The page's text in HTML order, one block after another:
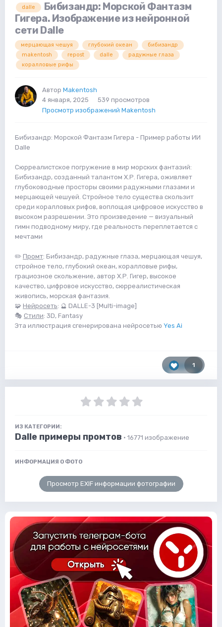
dalle
Бибизандр: Морской Фантазм
Гигера. Изображение из нейронной
сети Dalle
мерцающая чешуя глубокий океан
бибизандр
makentosh
repost dalle
радужные глаза
коралловые рифы
Автор Makentosh
4 января, 2025
539 просмотров
Просмотр изображений Makentosh
Бибизандр: Морской Фантазм Гигера - Пример работы ИИ
Dalle
Сюрреалистское погружение в мир морских фантазий:
Бибизандр, созданный талантом Х.Р. Гигера, оживляет
глубоководные просторы своими радужными глазами и
мерцающей чешуей. Стройное тело существа скользит
среди коралловых рифов, воплощая цифровое искусство в
высоком разрешении. Это произведение — визуальный
гимн подводному миру, где реальность переплетается с
мечтами
✏️ Промт: Бибизандр, радужные глаза, мерцающая чешуя,
стройное тело, глубокий океан, коралловые рифы,
грациозное скольжение, автор Х.Р. Гигер, высокое
качество, цифровое искусство, сюрреалистическая
живопись, морская фантазия.
🧩 Нейросеть: 🔮 DALLE-3 [Multi-image]
🎭 Стили: 3D, Fantasy
Эта иллюстрация сгенерирована нейросетью Yes Ai
1
ИЗ КАТЕГОРИИ:
Dalle примеры промтов · 16771 изображение
ИНФОРМАЦИЯ О ФОТО
Просмотр EXIF информации фотографии